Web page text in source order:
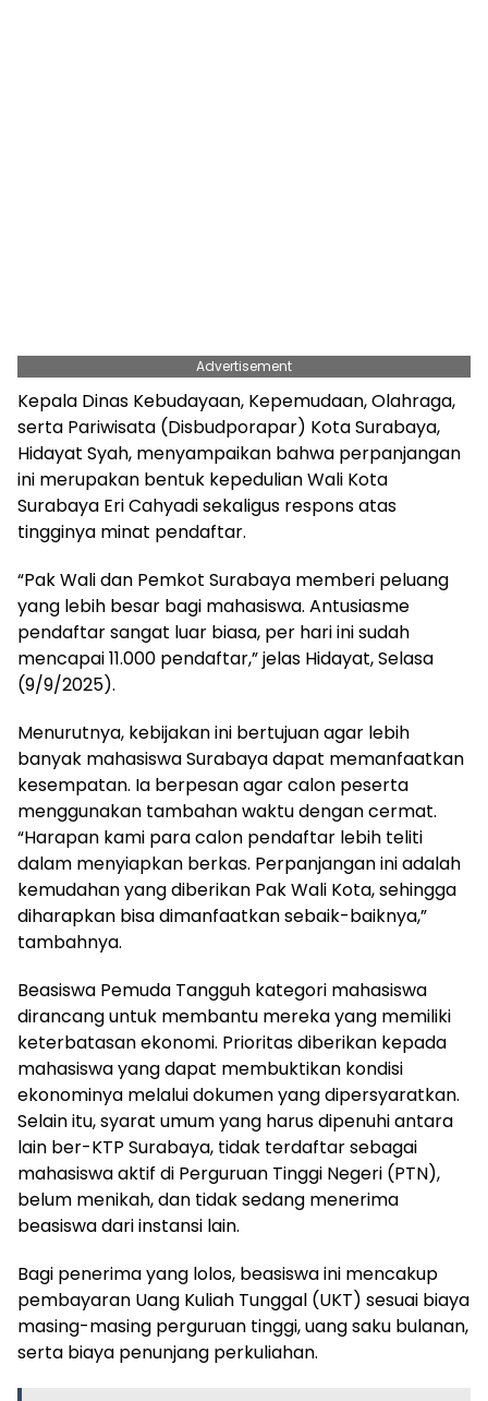
Advertisement
Kepala Dinas Kebudayaan, Kepemudaan, Olahraga,
serta Pariwisata (Disbudporapar) Kota Surabaya,
Hidayat Syah, menyampaikan bahwa perpanjangan
ini merupakan bentuk kepedulian Wali Kota
Surabaya Eri Cahyadi sekaligus respons atas
tingginya minat pendaftar.
“Pak Wali dan Pemkot Surabaya memberi peluang
yang lebih besar bagi mahasiswa. Antusiasme
pendaftar sangat luar biasa, per hari ini sudah
mencapai 11.000 pendaftar,” jelas Hidayat, Selasa
(9/9/2025).
Menurutnya, kebijakan ini bertujuan agar lebih
banyak mahasiswa Surabaya dapat memanfaatkan
kesempatan. Ia berpesan agar calon peserta
menggunakan tambahan waktu dengan cermat.
“Harapan kami para calon pendaftar lebih teliti
dalam menyiapkan berkas. Perpanjangan ini adalah
kemudahan yang diberikan Pak Wali Kota, sehingga
diharapkan bisa dimanfaatkan sebaik-baiknya,”
tambahnya.
Beasiswa Pemuda Tangguh kategori mahasiswa
dirancang untuk membantu mereka yang memiliki
keterbatasan ekonomi. Prioritas diberikan kepada
mahasiswa yang dapat membuktikan kondisi
ekonominya melalui dokumen yang dipersyaratkan.
Selain itu, syarat umum yang harus dipenuhi antara
lain ber-KTP Surabaya, tidak terdaftar sebagai
mahasiswa aktif di Perguruan Tinggi Negeri (PTN),
belum menikah, dan tidak sedang menerima
beasiswa dari instansi lain.
Bagi penerima yang lolos, beasiswa ini mencakup
pembayaran Uang Kuliah Tunggal (UKT) sesuai biaya
masing-masing perguruan tinggi, uang saku bulanan,
serta biaya penunjang perkuliahan.